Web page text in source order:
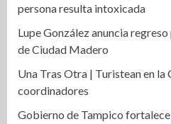
persona resulta intoxicada
Lupe González anuncia
de Ciudad Madero
Una Tras Otra | Turistean en la
coordinadores
Gobierno de Tampico